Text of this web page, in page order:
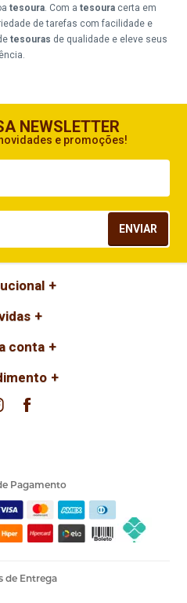
tesoura . Com atesoura certa em
de tarefas com facilidade e
tesouras de qualidade e eleve seus
NEWSLETTER
e promoções!
ENVIAR
conta
Pagamento
de Entrega